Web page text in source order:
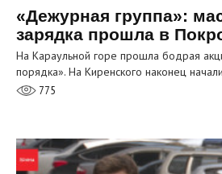
«Дежурная группа»:
зарядка прошла в
На Караульной горе прошла бодрая
порядка». На Киренского наконец
775